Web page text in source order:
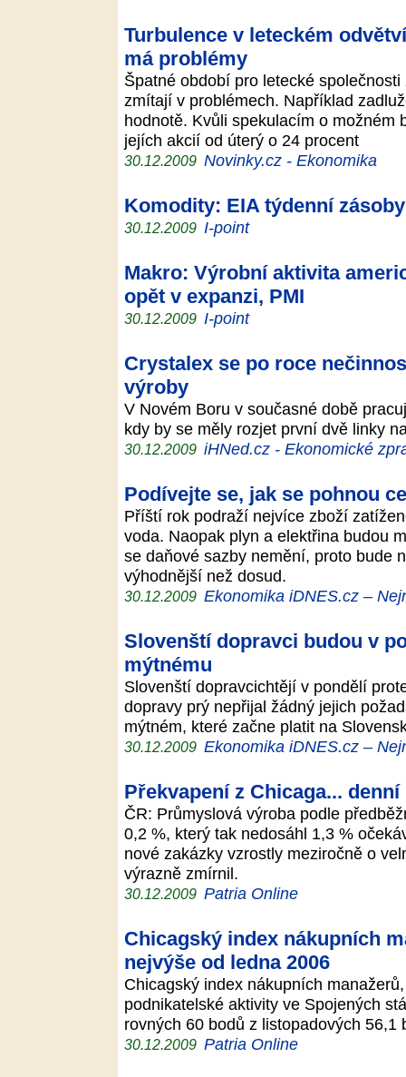
Turbulence v leteckém
má problémy
Špatné období pro letecké
zmítají v problémech. Například
hodnotě. Kvůli spekulacím o možném
jejích akcií od úterý o 24 procent
30.12.2009 Novinky.cz - Ekonomika
Komodity: EIA týdenní
30.12.2009 I-point
Makro: Výrobní aktivita
opět v expanzi, PMI
30.12.2009 I-point
Crystalex se po roce
výroby
V Novém Boru v současné době
kdy by se měly rozjet první dvě linky
30.12.2009 iHNed.cz - Ekonomické
Podívejte se, jak se pohnou
Příští rok podraží nejvíce zboží
voda. Naopak plyn a elektřina budou
se daňové sazby nemění, proto bude
výhodnější než dosud.
30.12.2009 Ekonomika iDNES.cz –
Slovenští dopravci budou v
mýtnému
Slovenští dopravcichtějí v pondělí
dopravy prý nepřijal žádný jejich
mýtném, které začne platit na
30.12.2009 Ekonomika iDNES.cz –
Překvapení z Chicaga...
ČR: Průmyslová výroba podle
0,2 %, který tak nedosáhl 1,3 %
nové zakázky vzrostly meziročně o
výrazně zmírnil.
30.12.2009 Patria Online
Chicagský index nákupních
nejvýše od ledna 2006
Chicagský index nákupních
podnikatelské aktivity ve Spojených
rovných 60 bodů z listopadových
30.12.2009 Patria Online